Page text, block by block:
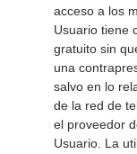
acceso a los
Usuario tiene
gratuito sin
una
salvo en lo
de la red de
el proveedor
Usuario. La